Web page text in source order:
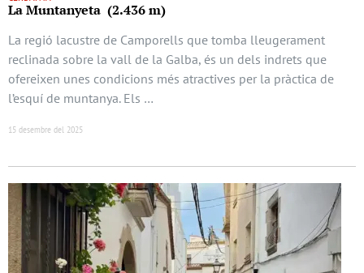
La Muntanyeta (2.436 m)
La regió lacustre de Camporells que tomba lleugerament
reclinada sobre la vall de la Galba, és un dels indrets que
ofereixen unes condicions més atractives per la pràctica de
l’esquí de muntanya. Els …
15 desembre del 2025